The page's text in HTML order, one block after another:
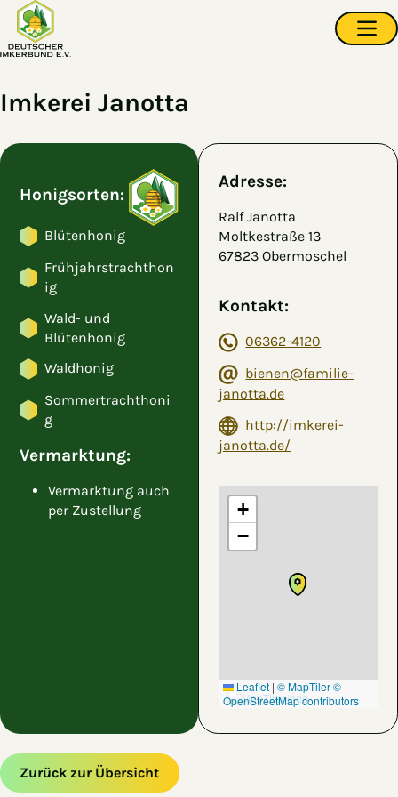
Zum Hauptinhalt springen
Imkerei Janotta
Honigsorten:
Blütenhonig
Frühjahrstrachthon
ig
Wald- und
Blütenhonig
Waldhonig
Sommertrachthoni
g
Vermarktung:
Vermarktung auch
per Zustellung
Adresse:
Ralf Janotta
Moltkestraße 13
67823 Obermoschel
Kontakt:
06362-4120
bienen@familie-
janotta.de
http://imkerei-
janotta.de/
+
−
Leaflet | © MapTiler©
OpenStreetMap contributors
Zurück zur Übersicht